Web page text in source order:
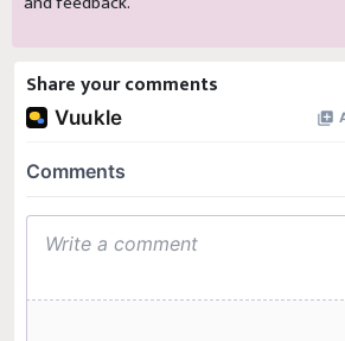
Share your comments